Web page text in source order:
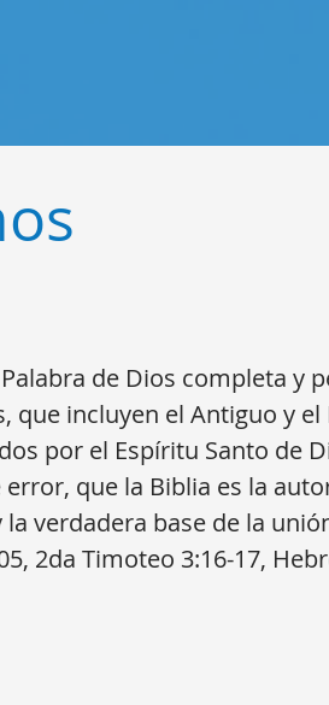
de Dios completa y
que incluyen el Antiguo y el
por el Espíritu Santo de
que la Biblia es la
verdadera base de la
2da Timoteo 3:16-17,